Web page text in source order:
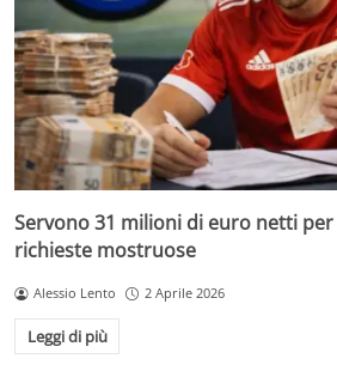
Servono 31 milioni di euro netti per
richieste mostruose
Alessio Lento 2 Aprile 2026
Leggi di più